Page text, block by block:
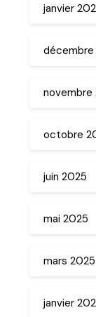
janvier
novembre
octobre
juin 2025
mai 2025
mars 2025
janvier